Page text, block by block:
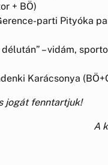
+ BÖ)
parti Pityóka
délután” – vidám,
Karácsonya
jogát fenntartjuk!
A